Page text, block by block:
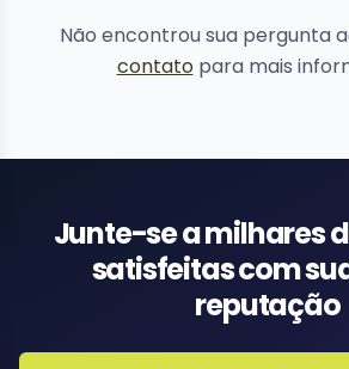
Não encontrou sua pergunta
contato para mais
Junte-se a milhares
satisfeitas com
reputação